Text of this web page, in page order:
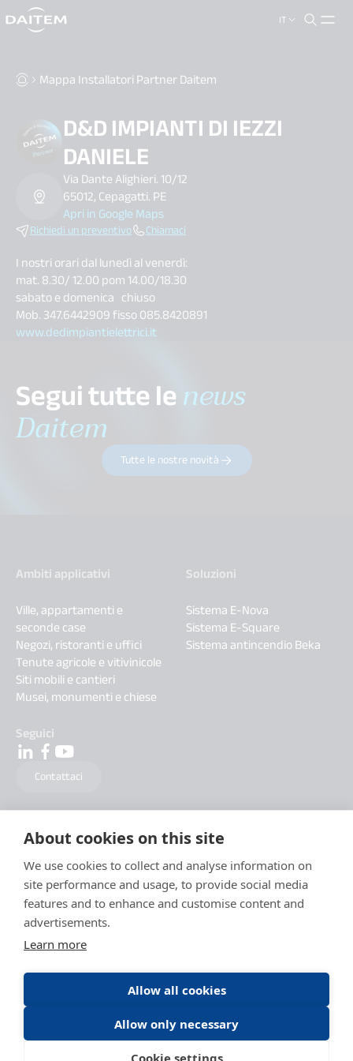
About cookies on this site
We use cookies to collect and analyse information on
site performance and usage, to provide social media
features and to enhance and customise content and
advertisements.
Learn more
Allow all cookies
Allow only necessary
Cookie settings
IT
search.label
Mappa Installatori Partner Daitem
D&D IMPIANTI DI IEZZI
DANIELE
Via Dante Alighieri. 10/12
65012, Cepagatti. PE
Apri in Google Maps
Richiedi un preventivo Chiamaci
I nostri orari dal lunedì al venerdì:
mat. 8.30/ 12.00 pom 14.00/18.30
sabato e domenica chiuso
Mob. 347.6442909 fisso 085.8420891
www.dedimpiantielettrici.it
Segui tutte lenews
Daitem
Tutte le nostre novità
Ambiti applicativi
Ville, appartamenti e
seconde case
Negozi, ristoranti e uffici
Tenute agricole e vitivinicole
Siti mobili e cantieri
Musei, monumenti e chiese
Soluzioni
Sistema E-Nova
Sistema E-Square
Sistema antincendio Beka
Seguici
Contattaci
Menzioni LegaliPolitica della protezione Dati
Condizioni generali d'utilizzo